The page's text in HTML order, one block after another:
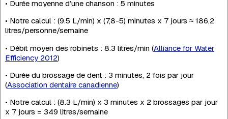
• Durée moyenne d’une chanson : 5 minutes
• Notre calcul : (9.5 L/min) x (7,8-5) minutes x 7 jours ≈ 186,2
litres/personne/semaine
• Débit moyen des robinets : 8.3 litres/min (Alliance for Water
Efficiency 2012)
• Durée du brossage de dent : 3 minutes, 2 fois par jour
(Association dentaire canadienne)
• Notre calcul : (8.3 L/min) x 3 minutes x 2 brossages par jour
x 7 jours = 349 litres/semaine